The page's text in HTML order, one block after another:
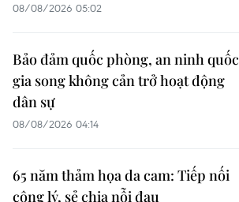
08/08/2026 05:02
Bảo đảm quốc phòng, an ninh quốc
gia song không cản trở hoạt động
dân sự
08/08/2026 04:14
65 năm thảm họa da cam: Tiếp nối
công lý, sẻ chia nỗi đau